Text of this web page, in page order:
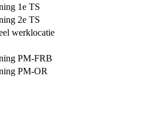
1e TS
2e TS
werklocatie
PM-FRB
PM-OR